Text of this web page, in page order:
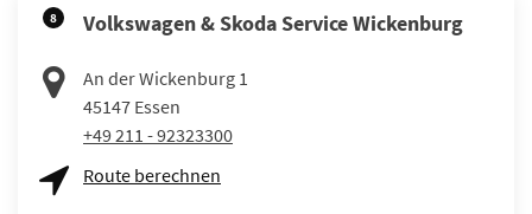
8 Volkswagen & Skoda Service Wickenburg
An der Wickenburg 1
45147 Essen
+49 211 - 92323300
Route berechnen